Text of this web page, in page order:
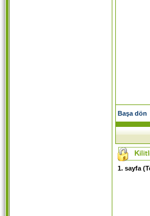
Başa dön
1. sayfa